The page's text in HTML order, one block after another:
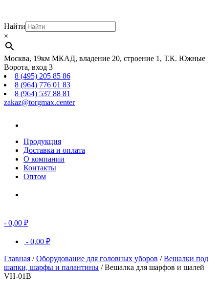
Найти
×
Москва, 19км МКАД, владение 20, строение 1, Т.К. Южные
Ворота, вход 3
8 (495) 205 85 86
8 (964) 776 01 83
8 (964) 537 88 81
zakaz@torgmax.center
Продукция
Доставка и оплата
О компании
Контакты
Оптом
- 0,00 ₽
- 0,00 ₽
Главная /Оборудование для головных уборов /Вешалки под
шапки, шарфы и палантины / Вешалка для шарфов и шалей
VH-01B